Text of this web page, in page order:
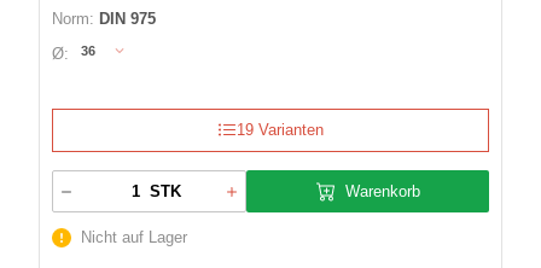
Norm: DIN 975
Ø:
36
19 Varianten
STK Warenkorb
Nicht auf Lager